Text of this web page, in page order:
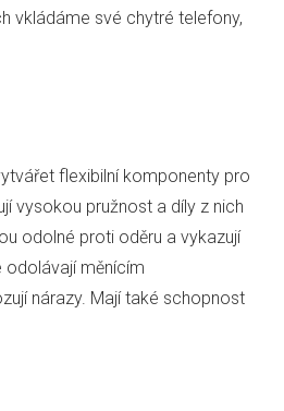
vkládáme své chytré telefony,
flexibilní komponenty pro
vysokou pružnost a díly z nich
odolné proti oděru a vykazují
odolávají měnícím
nárazy. Mají také schopnost